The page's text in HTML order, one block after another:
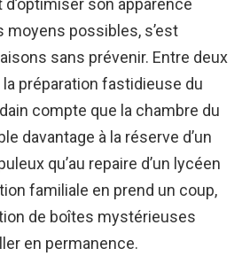
son apparence
moyens possibles, s’est
sans prévenir. Entre deux
préparation fastidieuse du
compte que la chambre du
davantage à la réserve d’un
qu’au repaire d’un lycéen
familiale en prend un coup,
de boîtes mystérieuses
en permanence.